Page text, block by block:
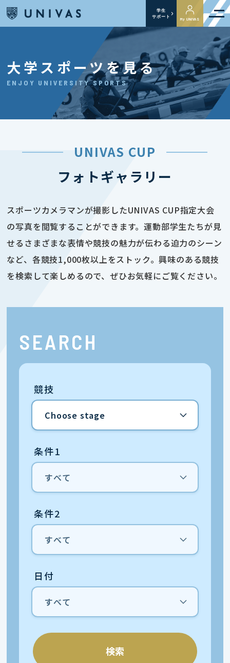
学生
サポート
My UNIVAS
大学スポーツを見る
ENJOY UNIVERSITY SPORTS
UNIVAS CUP
フォトギャラリー
スポーツカメラマンが撮影したUNIVAS CUP指定大会
の写真を閲覧することができます。運動部学生たちが見
せるさまざまな表情や競技の魅力が伝わる迫力のシーン
など、各競技1,000枚以上をストック。興味のある競技
を検索して楽しめるので、ぜひお気軽にご覧ください。
SEARCH
競技
条件1
条件2
日付
検索